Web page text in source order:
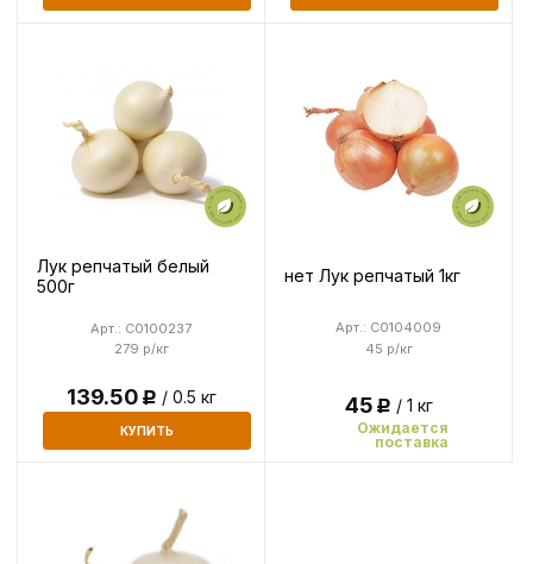
Лук репчатый белый
500г
279 р/кг
Арт.: C0100237
139.50Р / 0.5 кг
КУПИТЬ
нет Лук репчатый 1кг
45 р/кг
Арт.: C0104009
45Р / 1 кг
Ожидается
поставка